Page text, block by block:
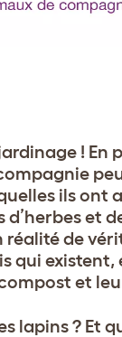
! En
ils ont
et
réalité de
qui
et
lapins ? Et